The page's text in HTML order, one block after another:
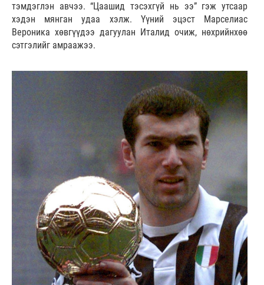
тэмдэглэн авчээ. “Цаашид тэсэхгүй нь ээ” гэж утсаар
хэдэн мянган удаа хэлж. Үүний эцэст Марселиас
Вероника хөвгүүдээ дагуулан Италид очиж, нөхрийнхөө
сэтгэлийг амраажээ.